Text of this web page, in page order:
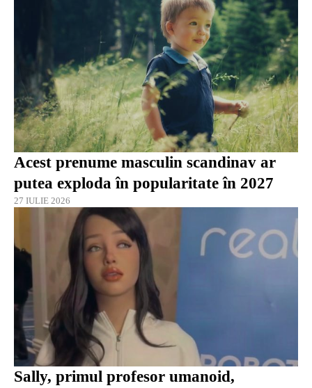
Acest prenume masculin scandinav ar
putea exploda în popularitate în 2027
27 IULIE 2026
Sally, primul profesor umanoid,